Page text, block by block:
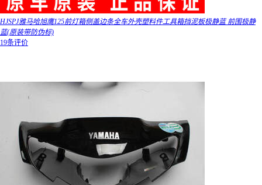
HJSPJ雅马哈旭鹰125前灯箱侧盖边条全车外壳塑料件工具箱挡泥板极静蓝 前围极静
蓝(原装带防伪标)
19条评价